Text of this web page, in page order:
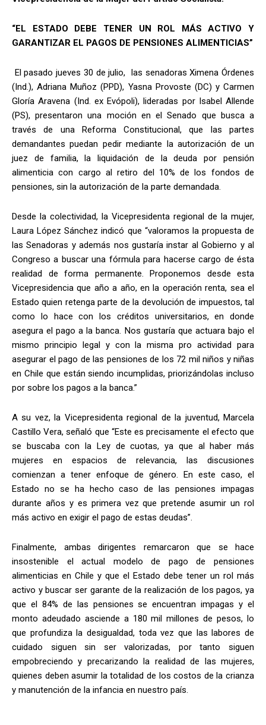
“EL ESTADO DEBE TENER UN ROL MÁS ACTIVO Y
GARANTIZAR EL PAGOS DE PENSIONES ALIMENTICIAS”
El pasado jueves 30 de julio, las senadoras Ximena Órdenes
(Ind.), Adriana Muñoz (PPD), Yasna Provoste (DC) y Carmen
Gloría Aravena (Ind. ex Evópoli), lideradas por Isabel Allende
(PS), presentaron una moción en el Senado que busca a
través de una Reforma Constitucional, que las partes
demandantes puedan pedir mediante la autorización de un
juez de familia, la liquidación de la deuda por pensión
alimenticia con cargo al retiro del 10% de los fondos de
pensiones, sin la autorización de la parte demandada.
Desde la colectividad, la Vicepresidenta regional de la mujer,
Laura López Sánchez indicó que “valoramos la propuesta de
las Senadoras y además nos gustaría instar al Gobierno y al
Congreso a buscar una fórmula para hacerse cargo de ésta
realidad de forma permanente. Proponemos desde esta
Vicepresidencia que año a año, en la operación renta, sea el
Estado quien retenga parte de la devolución de impuestos, tal
como lo hace con los créditos universitarios, en donde
asegura el pago a la banca. Nos gustaría que actuara bajo el
mismo principio legal y con la misma pro actividad para
asegurar el pago de las pensiones de los 72 mil niños y niñas
en Chile que están siendo incumplidas, priorizándolas incluso
por sobre los pagos a la banca.”
A su vez, la Vicepresidenta regional de la juventud, Marcela
Castillo Vera, señaló que “Este es precisamente el efecto que
se buscaba con la Ley de cuotas, ya que al haber más
mujeres en espacios de relevancia, las discusiones
comienzan a tener enfoque de género. En este caso, el
Estado no se ha hecho caso de las pensiones impagas
durante años y es primera vez que pretende asumir un rol
más activo en exigir el pago de estas deudas”.
Finalmente, ambas dirigentes remarcaron que se hace
insostenible el actual modelo de pago de pensiones
alimenticias en Chile y que el Estado debe tener un rol más
activo y buscar ser garante de la realización de los pagos, ya
que el 84% de las pensiones se encuentran impagas y el
monto adeudado asciende a 180 mil millones de pesos, lo
que profundiza la desigualdad, toda vez que las labores de
cuidado siguen sin ser valorizadas, por tanto siguen
empobreciendo y precarizando la realidad de las mujeres,
quienes deben asumir la totalidad de los costos de la crianza
y manutención de la infancia en nuestro país.